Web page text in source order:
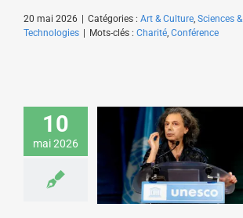
20 mai 2026 | Catégories : Art & Culture, Sciences &
Technologies | Mots-clés : Charité, Conférence
10
mai 2026
Éric Sadin donne une
visioconférence sur
l’Intelligence Artificielle
face aux défis de notre
société pour EDF
Art & Culture Sciences &